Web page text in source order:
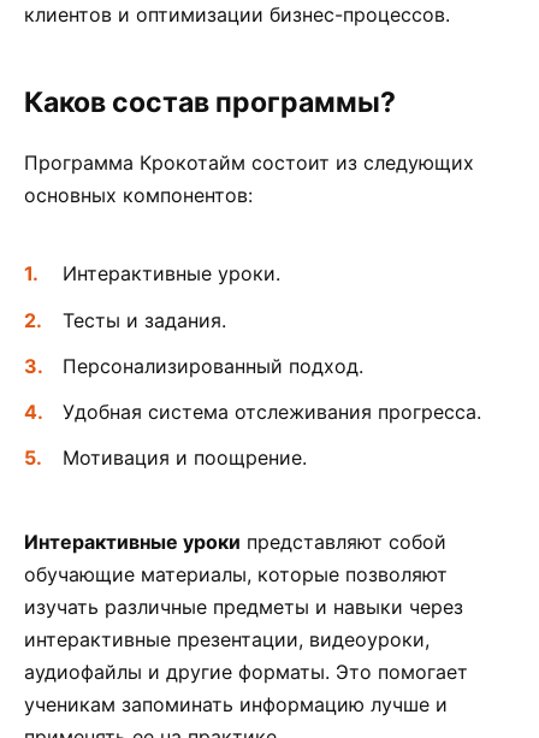
клиентов и оптимизации бизнес-процессов.
Каков состав программы?
Программа Крокотайм состоит из следующих
основных компонентов:
Интерактивные уроки.
Тесты и задания.
Персонализированный подход.
Удобная система отслеживания прогресса.
Мотивация и поощрение.
Интерактивные уроки представляют собой
обучающие материалы, которые позволяют
изучать различные предметы и навыки через
интерактивные презентации, видеоуроки,
аудиофайлы и другие форматы. Это помогает
ученикам запоминать информацию лучше и